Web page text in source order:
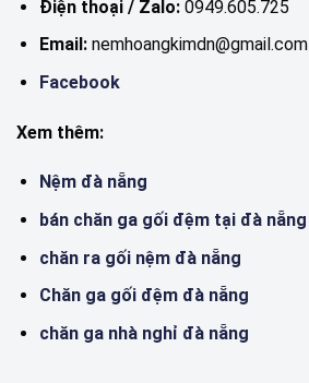
Điện thoại / Zalo:0949.605.725
Email:nemhoangkimdn@gmail.com
Facebook
Xem thêm:
Nệm đà nẵng
bán chăn ga gối đệm tại đà nẵng
chăn ra gối nệm đà nẵng
Chăn ga gối đệm đà nẵng
chăn ga nhà nghỉ đà nẵng